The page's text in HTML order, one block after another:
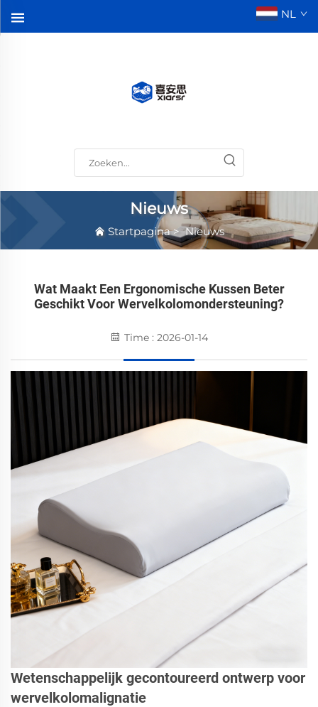
NL
Nieuws
Startpagina>Nieuws
Wat Maakt Een Ergonomische Kussen Beter
Geschikt Voor Wervelkolomondersteuning?
Time : 2026-01-14
Wetenschappelijk gecontoureerd ontwerp voor
wervelkolomalignatie